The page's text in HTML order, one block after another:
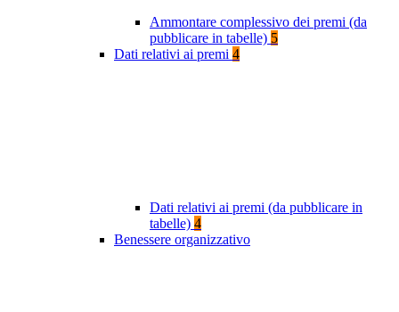
Ammontare complessivo dei premi (da
pubblicare in tabelle) 5
Dati relativi ai premi 4
Dati relativi ai premi (da pubblicare in
tabelle) 4
Benessere organizzativo